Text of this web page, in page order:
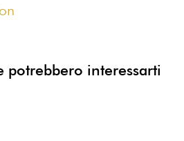
potrebbero interessarti